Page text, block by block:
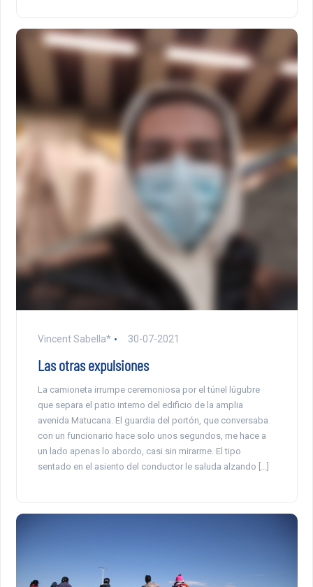
Vincent Sabella* 30-07-2021
Las otras expulsiones
La camioneta irrumpe ceremoniosa por el túnel lúgubre
que separa el patio interno del edificio de la amplia
avenida Matucana. El guardia del portón, que conversaba
con un funcionario hace solo unos segundos, me hace a
un lado apenas lo abordo, casi sin mirarme. El tipo
sentado en el asiento del conductor le saluda alzando […]